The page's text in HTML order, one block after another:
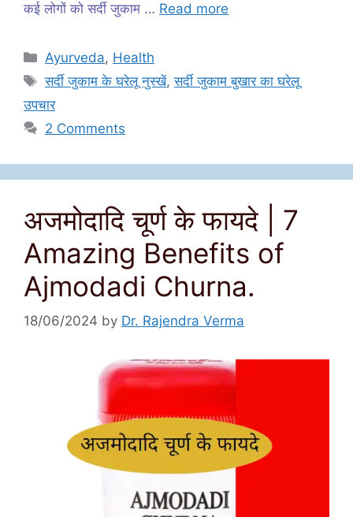
कई लोगों को सर्दी जुकाम … Read more
Categories
Ayurveda, Health
Tags
सर्दी जुकाम के घरेलू नुस्खें,सर्दी जुकाम बुखार का घरेलू
उपचार
2 Comments
अजमोदादि चूर्ण के फायदे | 7
Amazing Benefits of
Ajmodadi Churna.
18/06/2024 by Dr. Rajendra Verma